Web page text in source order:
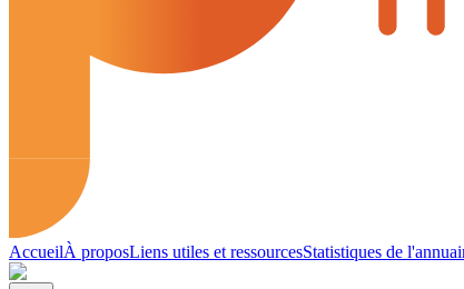
AccueilÀ proposLiens utiles et ressourcesStatistiques de